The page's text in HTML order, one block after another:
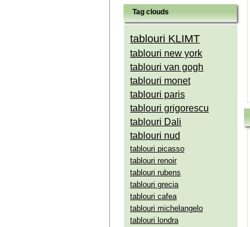
Tag clouds
tablouri KLIMT
tablouri new york
tablouri van gogh
tablouri monet
tablouri paris
tablouri grigorescu
tablouri Dali
tablouri nud
tablouri picasso
tablouri renoir
tablouri rubens
tablouri grecia
tablouri cafea
tablouri michelangelo
tablouri londra